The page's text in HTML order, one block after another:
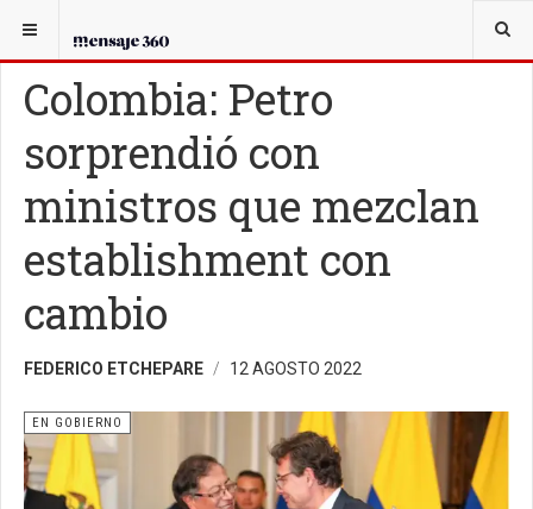
USTED ESTÁ AQUÍ:
Colombia: Petro
sorprendió con
ministros que mezclan
establishment con
cambio
FEDERICO ETCHEPARE 12 AGOSTO 2022
EN GOBIERNO